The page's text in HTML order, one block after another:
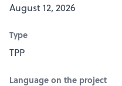
August 12, 2026
Type
TPP
Language on the project